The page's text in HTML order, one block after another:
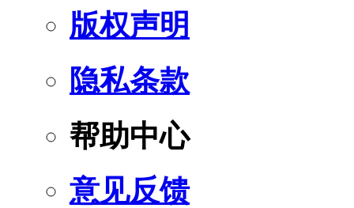
版权声明
隐私条款
帮助中心
意见反馈